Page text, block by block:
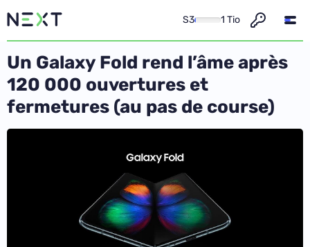
S3 1 Tio
Un Galaxy Fold rend l’âme après
120 000 ouvertures et
fermetures (au pas de course)